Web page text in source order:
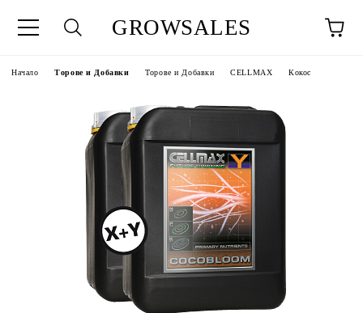
GROWSALES
Начало Торове и Добавки Торове и Добавки CELLMAX Кокос